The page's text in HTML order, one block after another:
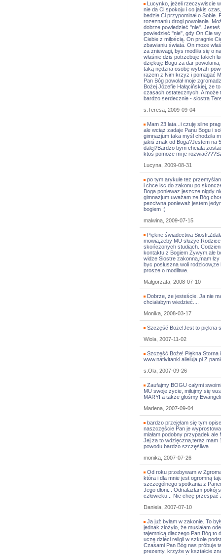
Lucynko, jeżeli rzeczywiscie
nie da Ci spokoju i co jakis
bedzie Ci przypominał o
rozeznaniu drogi powołania.
dobrze powiedzieć "nie".
powiedzieć "nie", gdy On Cie
Ciebie z miłością. On pragnie
zbawianiu świata. On moze
za zniewagi, bys modliła się o
właśnie dzis potrzebuje takich
dziękuję Bogu za dar
taką nędzna osobę wybrał i
razem z Nim krzyz i pomagać
Pan Bóg powołał moje
Bożej Józefie Hałącińskiej, że
czasach ostatecznych. A może
bardzo serdecznie - siostra
s.Teresa, 2009-09-04
Mam 23 lata...i czuję silne
ale wciąż zadaje Panu Bogu i
gimnazjum taka myśl chodziła
jakiś znak od Boga?Jestem na
dalej?Bardzo bym chciała
ktoś pomoże mi je
Lucyna, 2009-08-31
po tym arykule tez
i chce isc do zakonu po
Boga poniewaz jeszcze nigdy
gimnazjum uważam ze Bóg
pezciwna ponieważ jestem
bogiem ;)
malwina, 2009-07-15
Piękne świadectwa
mowia,zeby MU
skończonych studiach.
kontaktu z Bogiem Żywym,ale
widze Siostre zakonna,mam
byc posłuszna woli
prosze o modlitwe.
Małgorzata, 2008-07-10
Dobrze, że jesteście. Ja nie
chciałabym wiedzieć....
Monika, 2008-03-17
Szczęść Boże!Jest to piękna
Wiola, 2007-11-02
Szczęść Boże! Piękna Storna
www.nativitanki.alleluja.pl Z
s.Ola, 2007-09-26
Zaufajmy BOGU całymi
MU swoje życie, miłujmy się
MARYI a także głośmy
Marlena, 2007-09-04
bardzo przejęłam się tym
naszczęście Pan je
miałam podobny przypadek ale
Jej za to wdzięczna,teraz mam
powodu bardzo szczęśliwa.
monika, 2007-07-26
Od roku przebywam w
która i dla mnie jest ogromną
szczególnego spotkania z
Jego dłoni... Odnalazłam
człowieku... Nie chcę przespać
Daniela, 2007-07-10
Ja już byłam w zakonie. To
jednak złożyło, że musiałam
tajemnicą dlaczego Pan Bóg to
uczę dzieci religii w szkole
Czasami Pan Bóg nas próbuje
prezenty, krzyże w kształcie